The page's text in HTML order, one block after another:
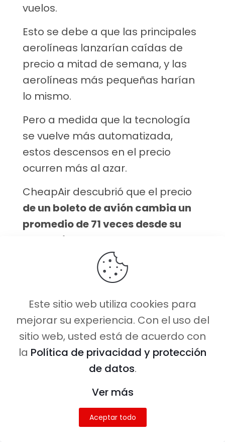
vuelos.
Esto se debe a que las principales
aerolíneas lanzarían caídas de
precio a mitad de semana, y las
aerolíneas más pequeñas harían
lo mismo.
Pero a medida que la tecnología
se vuelve más automatizada,
estos descensos en el precio
ocurren más al azar.
CheapAir descubrió que el precio
de un boleto de avión cambia un
promedio de 71 veces desde su
lanzamiento
Descubrieron que la fluctuación
generalmente es de alrededor de
pagases una tonelada más si no
la pillas al precio más bajo.
Pero descubrieron que estos
cambios en el precio ocurren cada
4-5 días. Entonces, si tenés tiempo
suficiente para rastrear tu vuelo,
mira el precio durante una
Este sitio web utiliza cookies para
mejorar su experiencia. Con el uso del
sitio web, usted está de acuerdo con
la Política de privacidad y protección
de datos.
Ver más
Aceptar todo